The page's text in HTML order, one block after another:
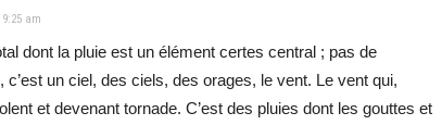
am
dont la pluie est un élément certes central ; pas de
un ciel, des ciels, des orages, le vent. Le vent qui,
et devenant tornade. C’est des pluies dont les gouttes et